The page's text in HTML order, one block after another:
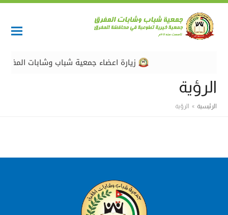
زيارة اعضاء جمعية شباب وشابات المفرق
الرؤية
الرئيسية » الرؤية